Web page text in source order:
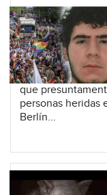
que
personas heridas
Berlín...